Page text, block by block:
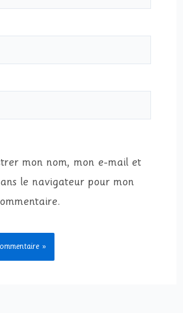
mon nom, mon e-mail et
le navigateur pour mon